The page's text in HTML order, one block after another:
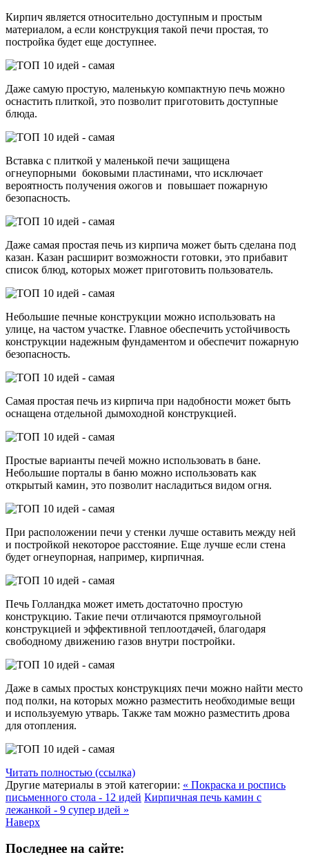
Кирпич является относительно доступным и простым
материалом, а если конструкция такой печи простая, то
постройка будет еще доступнее.
Даже самую простую, маленькую компактную печь можно
оснастить плиткой, это позволит приготовить доступные
блюда.
Вставка с плиткой у маленькой печи защищена
огнеупорными боковыми пластинами, что исключает
вероятность получения ожогов и повышает пожарную
безопасность.
Даже самая простая печь из кирпича может быть сделана под
казан. Казан расширит возможности готовки, это прибавит
список блюд, которых может приготовить пользователь.
Небольшие печные конструкции можно использовать на
улице, на частом участке. Главное обеспечить устойчивость
конструкции надежным фундаментом и обеспечит пожарную
безопасность.
Самая простая печь из кирпича при надобности может быть
оснащена отдельной дымоходной конструкцией.
Простые варианты печей можно использовать в бане.
Небольшие порталы в баню можно использовать как
открытый камин, это позволит насладиться видом огня.
При расположении печи у стенки лучше оставить между ней
и постройкой некоторое расстояние. Еще лучше если стена
будет огнеупорная, например, кирпичная.
Печь Голландка может иметь достаточно простую
конструкцию. Такие печи отличаются прямоугольной
конструкцией и эффективной теплоотдачей, благодаря
свободному движению газов внутри постройки.
Даже в самых простых конструкциях печи можно найти место
под полки, на которых можно разместить необходимые вещи
и используемую утварь. Также там можно разместить дрова
для отопления.
Читать полностью (ссылка)
Другие материалы в этой категории: « Покраска и роспись
письменного стола - 12 идей Кирпичная печь камин с
лежанкой - 9 супер идей »
Наверх
Последнее на сайте: